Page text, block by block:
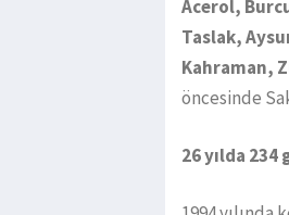
Acerol,
Taslak,
Kahraman,
öncesinde
26 yılda